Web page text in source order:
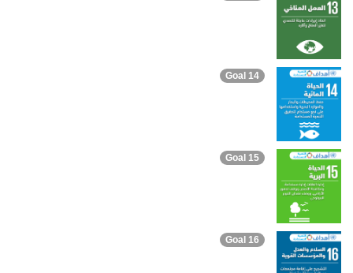
Goal 14
Goal 15
Goal 16